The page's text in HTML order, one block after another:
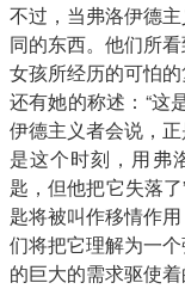
不过，当弗洛伊德
同的东西。他们所
女孩所经历的可怕
还有她的称述：“这
伊德主义者会说，
是这个时刻，用弗
匙，但他把它失落
匙将被叫作移情作
们将把它理解为一
的巨大的需求驱使着